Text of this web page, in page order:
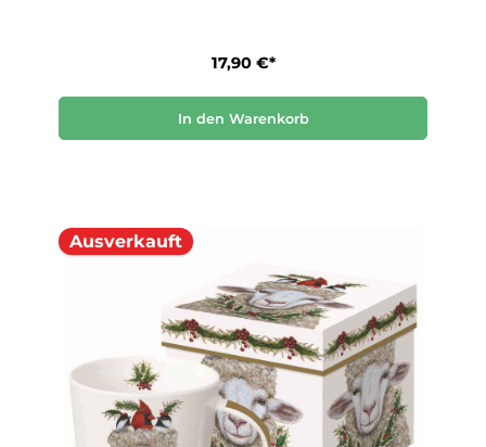
17,90 €*
In den Warenkorb
Ausverkauft